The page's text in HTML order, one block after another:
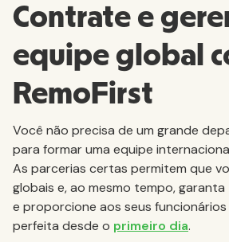
Contrate e
equipe global
RemoFirst
Você não precisa de um grande
para formar uma equipe
As parcerias certas permitem que
globais e, ao mesmo tempo,
e proporcione aos seus funcionários
perfeita desde o primeiro dia.